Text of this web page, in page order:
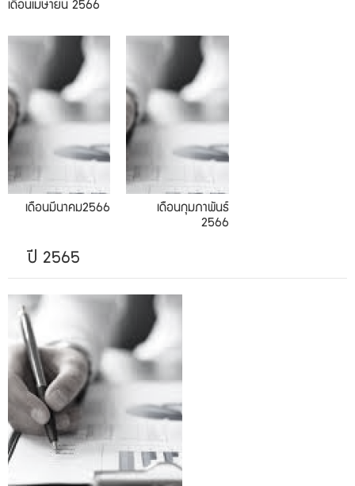
เดือนเมษายน 2566
เดือนมีนาคม2566
02.2023
เดือนกุมภาพันธ์
2566
ปี 2565